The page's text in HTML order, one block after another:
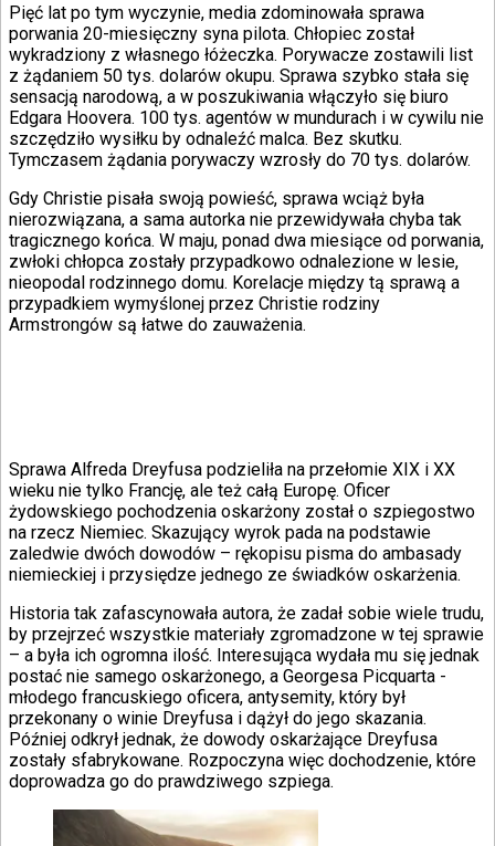
Pięć lat po tym wyczynie, media zdominowała sprawa
porwania 20-miesięczny syna pilota. Chłopiec został
wykradziony z własnego łóżeczka. Porywacze zostawili list
z żądaniem 50 tys. dolarów okupu. Sprawa szybko stała się
sensacją narodową, a w poszukiwania włączyło się biuro
Edgara Hoovera. 100 tys. agentów w mundurach i w cywilu nie
szczędziło wysiłku by odnaleźć malca. Bez skutku.
Tymczasem żądania porywaczy wzrosły do 70 tys. dolarów.
Gdy Christie pisała swoją powieść, sprawa wciąż była
nierozwiązana, a sama autorka nie przewidywała chyba tak
tragicznego końca. W maju, ponad dwa miesiące od porwania,
zwłoki chłopca zostały przypadkowo odnalezione w lesie,
nieopodal rodzinnego domu. Korelacje między tą sprawą a
przypadkiem wymyślonej przez Christie rodziny
Armstrongów są łatwe do zauważenia.
Sprawa Alfreda Dreyfusa podzieliła na przełomie XIX i XX
wieku nie tylko Francję, ale też całą Europę. Oficer
żydowskiego pochodzenia oskarżony został o szpiegostwo
na rzecz Niemiec. Skazujący wyrok pada na podstawie
zaledwie dwóch dowodów – rękopisu pisma do ambasady
niemieckiej i przysiędze jednego ze świadków oskarżenia.
Historia tak zafascynowała autora, że zadał sobie wiele trudu,
by przejrzeć wszystkie materiały zgromadzone w tej sprawie
– a była ich ogromna ilość. Interesująca wydała mu się jednak
postać nie samego oskarżonego, a Georgesa Picquarta -
młodego francuskiego oficera, antysemity, który był
przekonany o winie Dreyfusa i dążył do jego skazania.
Później odkrył jednak, że dowody oskarżające Dreyfusa
zostały sfabrykowane. Rozpoczyna więc dochodzenie, które
doprowadza go do prawdziwego szpiega.